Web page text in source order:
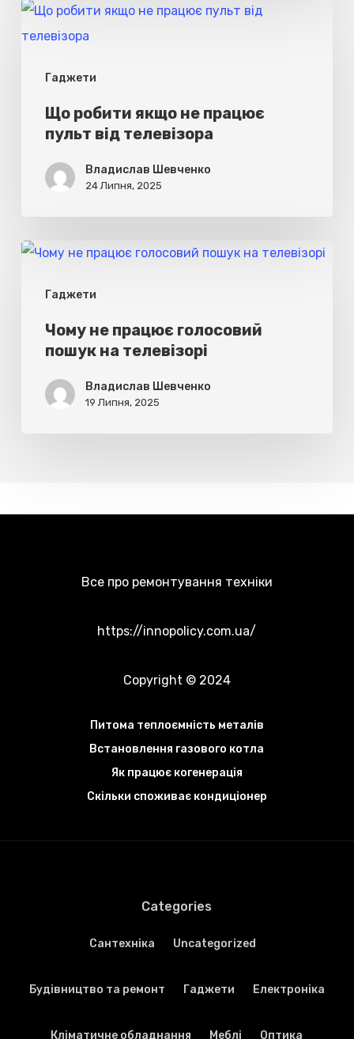
Гаджети
Що
робити
працює
пульт
телевізора
Що робити якщо не працює
пульт від телевізора
Владислав Шевченко
24 Липня, 2025
Гаджети
Чому
працює
голосовий
пошук
телевізорі
Чому не працює голосовий
пошук на телевізорі
Владислав Шевченко
19 Липня, 2025
Все про ремонтування техніки
https://innopolicy.com.ua/
Copyright © 2024
Питома теплоємність металів
Встановлення газового котла
Як працює когенерація
Скільки споживає кондиціонер
Categories
Cантехніка Uncategorized
Будівництво та ремонт Гаджети Електроніка
Кліматичне обладнання Меблі Оптика